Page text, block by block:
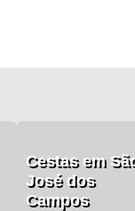
Cestas em
José dos
Campos